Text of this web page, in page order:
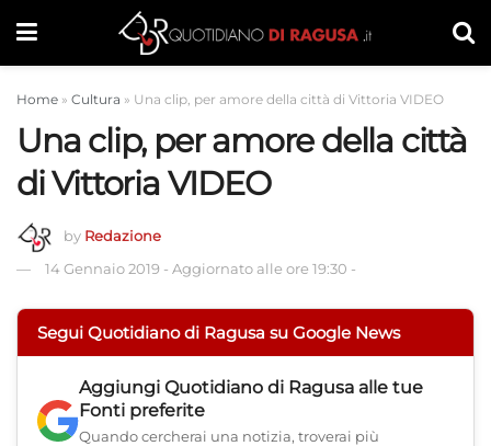
Home » Cultura » Una clip, per amore della città di Vittoria VIDEO
Una clip, per amore della città
di Vittoria VIDEO
by Redazione
14 Gennaio 2019 - Aggiornato alle ore 19:30 -
Segui Quotidiano di Ragusa su Google News
Aggiungi Quotidiano di Ragusa alle tue
Fonti preferite
Quando cercherai una notizia, troverai più